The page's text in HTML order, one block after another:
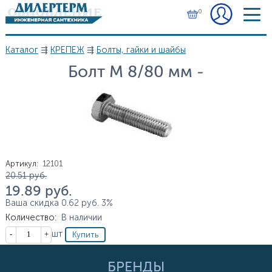
Перейти к основному содержанию
0
Вы здесь
Каталог⇶ КРЕПЕЖ ⇶ Болты, гайки и шайбы
Болт М 8/80 мм -
Артикул: 12101
Цена
20.51 руб.
19.89 руб.
Ваша скидка 0.62 руб. 3%
Количество:
В наличии
Кол-во
шт
БРЕНДЫ